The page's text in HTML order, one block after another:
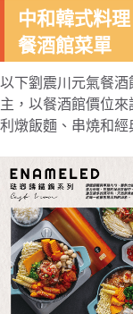
中和韓式料
餐酒館菜單
以下劉震川元氣餐
主，以餐酒館價位
利燉飯麵、串燒和經